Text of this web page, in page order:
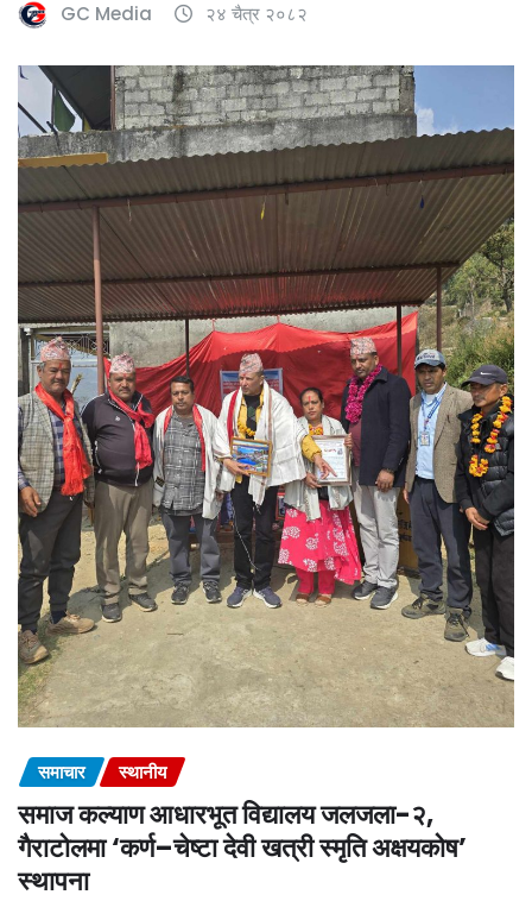
GC Media २४ चैत्र २०८२
समाचार स्थानीय
समाज कल्याण आधारभूत विद्यालय जलजला-२,
गैराटोलमा ‘कर्ण–चेष्टा देवी खत्री स्मृति अक्षयकोष’
स्थापना